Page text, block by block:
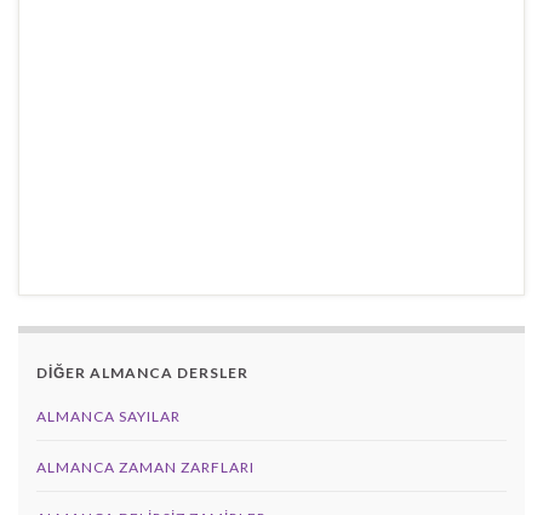
DİĞER ALMANCA DERSLER
ALMANCA SAYILAR
ALMANCA ZAMAN ZARFLARI